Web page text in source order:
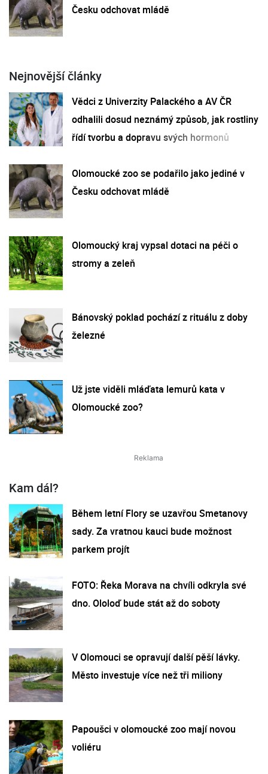
Česku odchovat mládě
Nejnovější články
Vědci z Univerzity Palackého a AV ČR
odhalili dosud neznámý způsob, jak rostliny
řídí tvorbu a dopravu svých hormonů
Olomoucké zoo se podařilo jako jediné v
Česku odchovat mládě
Olomoucký kraj vypsal dotaci na péči o
stromy a zeleň
Bánovský poklad pochází z rituálu z doby
železné
Už jste viděli mláďata lemurů kata v
Olomoucké zoo?
Kam dál?
Během letní Flory se uzavřou Smetanovy
sady. Za vratnou kauci bude možnost
parkem projít
FOTO: Řeka Morava na chvíli odkryla své
dno. Ololoď bude stát až do soboty
V Olomouci se opravují další pěší lávky.
Město investuje více než tři miliony
Papoušci v olomoucké zoo mají novou
voliéru